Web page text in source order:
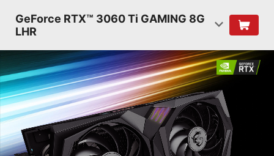
GeForce RTX™ 3060 Ti GAMING 8G
LHR